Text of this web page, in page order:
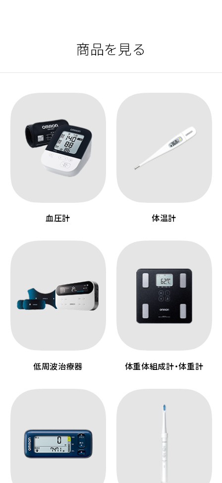
商品を見る
血圧計 体温計
低周波治療器 体重体組成計・体重計